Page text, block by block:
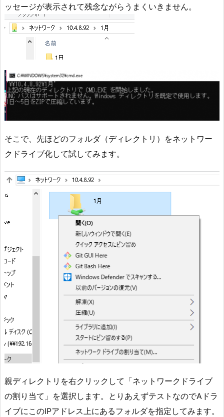
ッセージが表示されて残念ながらうまくいきません。
そこで、先ほどのフォルダ（ディレクトリ）をネットワー
クドライブ化して試してみます。
親ディレクトリを右クリックして「ネットワークドライブ
の割り当て」を選択します。とりあえずテストなのでAドラ
イブにこのIPアドレス上にあるフォルダを指定してみます。